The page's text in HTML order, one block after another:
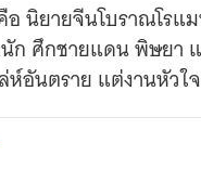
นิยายจีนโบราณโรแ
ก ศึกชายแดน พิษยา
ล่ห์อันตราย แต่งานหั